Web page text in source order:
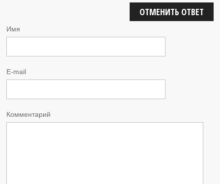
ОТМЕНИТЬ ОТВЕТ
Имя
E-mail
Комментарий